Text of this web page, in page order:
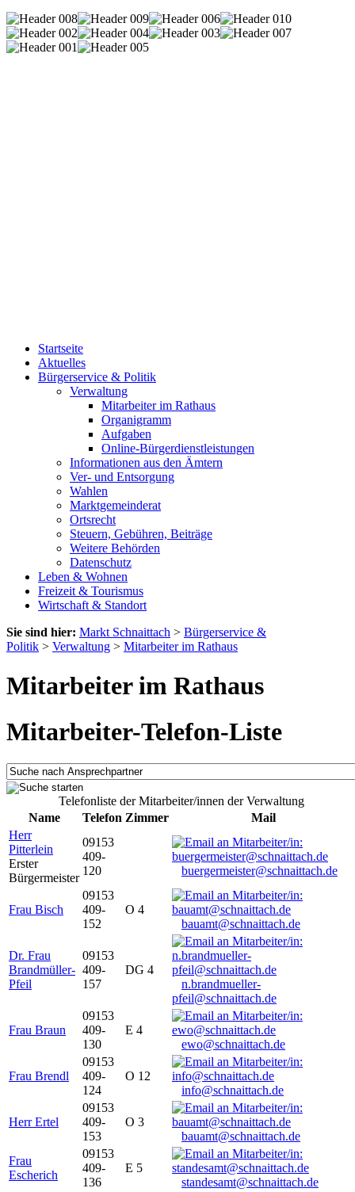
Startseite
Aktuelles
Bürgerservice & Politik
Verwaltung
Mitarbeiter im Rathaus
Organigramm
Aufgaben
Online-Bürgerdienstleistungen
Informationen aus den Ämtern
Ver- und Entsorgung
Wahlen
Marktgemeinderat
Ortsrecht
Steuern, Gebühren, Beiträge
Weitere Behörden
Datenschutz
Leben & Wohnen
Freizeit & Tourismus
Wirtschaft & Standort
Sie sind hier: Markt Schnaittach > Bürgerservice &
Politik > Verwaltung > Mitarbeiter im Rathaus
Mitarbeiter im Rathaus
Mitarbeiter-Telefon-Liste
Telefonliste der Mitarbeiter/innen der Verwaltung
Name
Telefon Zimmer
Mail
Herr
Pitterlein
Erster
Bürgermeister
09153
409-
120
buergermeister@schnaittach.de
Frau Bisch
09153
409-
152
O 4
bauamt@schnaittach.de
Dr. Frau
Brandmüller-
Pfeil
09153
409-
157
DG 4
n.brandmueller-
pfeil@schnaittach.de
Frau Braun
09153
409-
130
E 4
ewo@schnaittach.de
Frau Brendl
09153
409-
124
O 12
info@schnaittach.de
Herr Ertel
09153
409-
153
O 3
bauamt@schnaittach.de
Frau
Escherich
09153
409-
136
E 5
standesamt@schnaittach.de